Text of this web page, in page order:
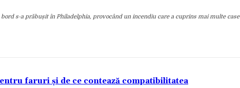
bord s-a prăbușit în Philadelphia, provocând un incendiu care a cuprins mai multe case
faruri și de ce contează compatibilitatea